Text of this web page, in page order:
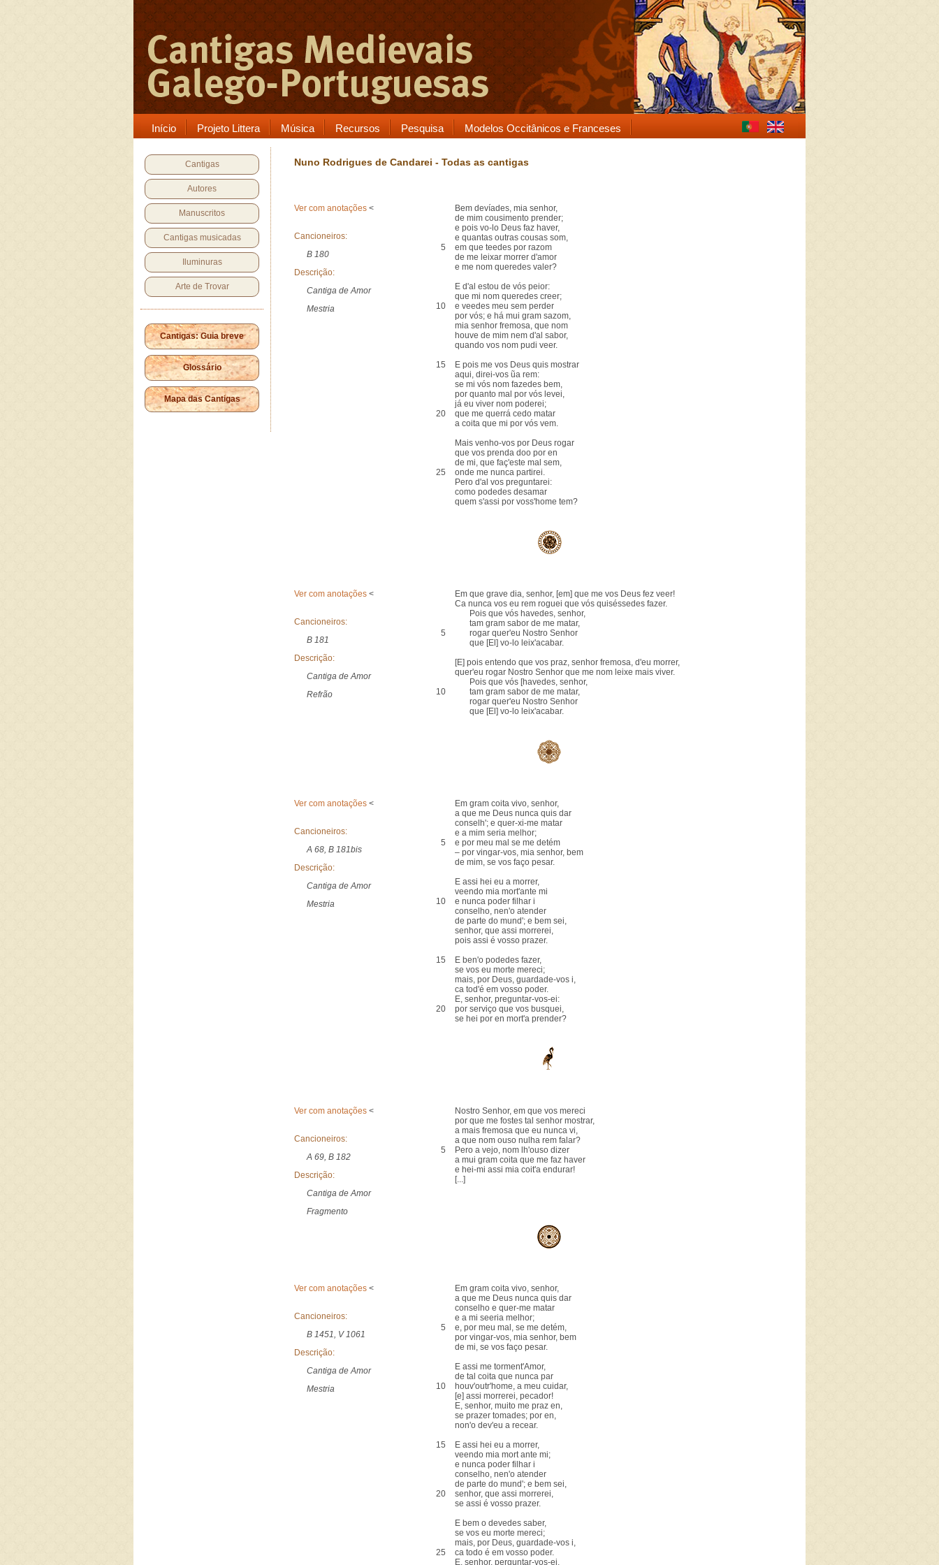
Início Projeto Littera Música Recursos Pesquisa Modelos Occitânicos e Franceses
Cantigas
Autores
Manuscritos
Cantigas musicadas
Iluminuras
Arte de Trovar
Cantigas: Guia breve
Glossário
Mapa das Cantigas
Nuno Rodrigues de Candarei - Todas as cantigas
Ver com anotações <
Cancioneiros:
B 180
Descrição:
Cantiga de Amor
Mestria
Bem devíades, mia senhor,
de mim cousimento prender;
e pois vo-lo Deus faz haver,
e quantas outras cousas som,
5
em que teedes por razom
de me leixar morrer d'amor
e me nom queredes valer?
E d'al estou de vós peior:
que mi nom queredes creer;
10
e veedes meu sem perder
por vós; e há mui gram sazom,
mia senhor fremosa, que nom
houve de mim nem d'al sabor,
quando vos nom pudi veer.
15
E pois me vos Deus quis mostrar
aqui, direi-vos ũa rem:
se mi vós nom fazedes bem,
por quanto mal por vós levei,
já eu viver nom poderei;
20
que me querrá cedo matar
a coita que mi por vós vem.
Mais venho-vos por Deus rogar
que vos prenda doo por en
de mi, que faç'este mal sem,
25
onde me nunca partirei.
Pero d'al vos preguntarei:
como podedes desamar
quem s'assi por voss'home tem?
Ver com anotações <
Cancioneiros:
B 181
Descrição:
Cantiga de Amor
Refrão
Em que grave dia, senhor, [em] que me vos Deus fez veer!
Ca nunca vos eu rem roguei que vós quiséssedes fazer.
Pois que vós havedes, senhor,
tam gram sabor de me matar,
5
rogar quer'eu Nostro Senhor
que [El] vo-lo leix'acabar.
[E] pois entendo que vos praz, senhor fremosa, d'eu morrer,
quer'eu rogar Nostro Senhor que me nom leixe mais viver.
Pois que vós [havedes, senhor,
10
tam gram sabor de me matar,
rogar quer'eu Nostro Senhor
que [El] vo-lo leix'acabar.
Ver com anotações <
Cancioneiros:
A 68, B 181bis
Descrição:
Cantiga de Amor
Mestria
Em gram coita vivo, senhor,
a que me Deus nunca quis dar
conselh'; e quer-xi-me matar
e a mim seria melhor;
5
e por meu mal se me detém
– por vingar-vos, mia senhor, bem
de mim, se vos faço pesar.
E assi hei eu a morrer,
veendo mia mort'ante mi
10
e nunca poder filhar i
conselho, nen'o atender
de parte do mund'; e bem sei,
senhor, que assi morrerei,
pois assi é vosso prazer.
15
E ben'o podedes fazer,
se vos eu morte mereci;
mais, por Deus, guardade-vos i,
ca tod'é em vosso poder.
E, senhor, preguntar-vos-ei:
20
por serviço que vos busquei,
se hei por en mort'a prender?
Ver com anotações <
Cancioneiros:
A 69, B 182
Descrição:
Cantiga de Amor
Fragmento
Nostro Senhor, em que vos mereci
por que me fostes tal senhor mostrar,
a mais fremosa que eu nunca vi,
a que nom ouso nulha rem falar?
5
Pero a vejo, nom lh'ouso dizer
a mui gram coita que me faz haver
e hei-mi assi mia coit'a endurar!
[...]
Ver com anotações <
Cancioneiros:
B 1451, V 1061
Descrição:
Cantiga de Amor
Mestria
Em gram coita vivo, senhor,
a que me Deus nunca quis dar
conselho e quer-me matar
e a mi seeria melhor;
5
e, por meu mal, se me detém,
por vingar-vos, mia senhor, bem
de mi, se vos faço pesar.
E assi me torment'Amor,
de tal coita que nunca par
10
houv'outr'home, a meu cuidar,
[e] assi morrerei, pecador!
E, senhor, muito me praz en,
se prazer tomades; por en,
non'o dev'eu a recear.
15
E assi hei eu a morrer,
veendo mia mort ante mi;
e nunca poder filhar i
conselho, nen'o atender
de parte do mund'; e bem sei,
20
senhor, que assi morrerei,
se assi é vosso prazer.
E bem o devedes saber,
se vos eu morte mereci;
mais, por Deus, guardade-vos i,
25
ca todo é em vosso poder.
E, senhor, perguntar-vos-ei,